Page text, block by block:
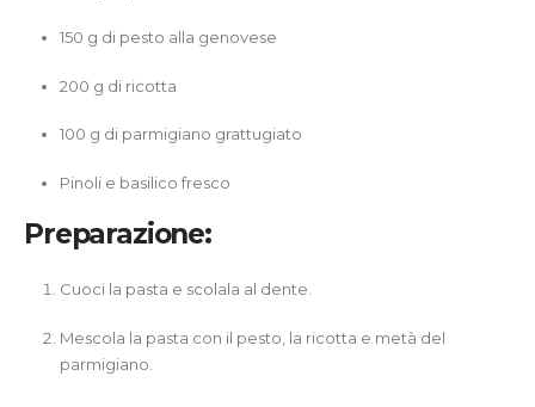
150 g di pesto alla genovese
200 g di ricotta
100 g di parmigiano grattugiato
Pinoli e basilico fresco
Preparazione:
Cuoci la pasta e scolala al dente.
Mescola la pasta con il pesto, la ricotta e metà del
parmigiano.